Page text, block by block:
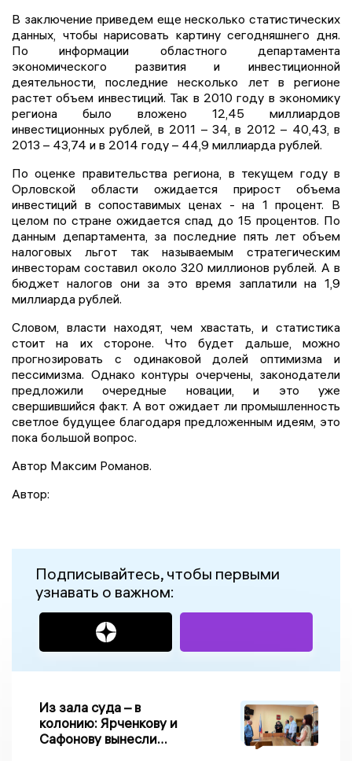
В заключение приведем еще несколько статистических
данных, чтобы нарисовать картину сегодняшнего дня.
По информации областного департамента
экономического развития и инвестиционной
деятельности, последние несколько лет в регионе
растет объем инвестиций. Так в 2010 году в экономику
региона было вложено 12,45 миллиардов
инвестиционных рублей, в 2011 – 34, в 2012 – 40,43, в
2013 – 43,74 и в 2014 году – 44,9 миллиарда рублей.
По оценке правительства региона, в текущем году в
Орловской области ожидается прирост объема
инвестиций в сопоставимых ценах - на 1 процент. В
целом по стране ожидается спад до 15 процентов. По
данным департамента, за последние пять лет объем
налоговых льгот так называемым стратегическим
инвесторам составил около 320 миллионов рублей. А в
бюджет налогов они за это время заплатили на 1,9
миллиарда рублей.
Словом, власти находят, чем хвастать, и статистика
стоит на их стороне. Что будет дальше, можно
прогнозировать с одинаковой долей оптимизма и
пессимизма. Однако контуры очерчены, законодатели
предложили очередные новации, и это уже
свершившийся факт. А вот ожидает ли промышленность
светлое будущее благодаря предложенным идеям, это
пока большой вопрос.
Автор Максим Романов.
Автор:
Подписывайтесь, чтобы первыми
узнавать о важном:
Из зала суда – в
колонию: Ярченкову и
Сафонову вынесли